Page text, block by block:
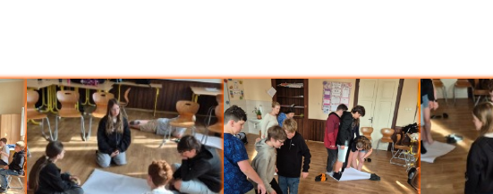
Olympijský den pátý - bronz z fotbalového
pro 1.st (Sportovní akce)
Loučení Ekotýmu (Ekoškola)